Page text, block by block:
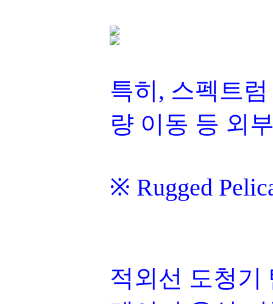
특히, 스펙트
량 이동 등 외
※ Rugged
적외선 도청기